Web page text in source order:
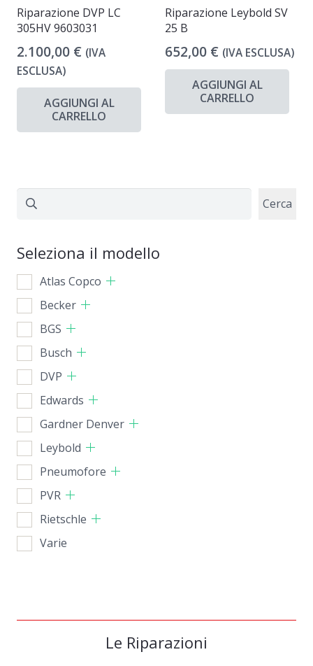
Riparazione DVP LC
305HV 9603031
2.100,00 € (IVA
ESCLUSA)
AGGIUNGI AL
CARRELLO
Riparazione Leybold SV
25 B
652,00 € (IVA ESCLUSA)
AGGIUNGI AL
CARRELLO
Cerca Cerca
Seleziona il modello
Atlas Copco
Becker
BGS
Busch
DVP
Edwards
Gardner Denver
Leybold
Pneumofore
PVR
Rietschle
Varie
Le Riparazioni